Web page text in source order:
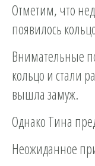
Отметим, что
появилось
Внимательные
кольцо и стали
вышла замуж.
Однако Тина
Неожиданное